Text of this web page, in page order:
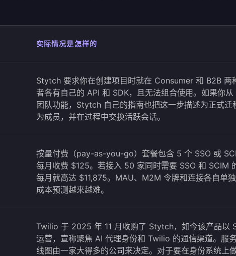
实际情况是怎样的
Stytch 要求你在创建项目时就在 Consumer 和 B2B 两
者各有自己的 API 和 SDK，且无法组合使用。如果你
团队功能，Stytch 自己的指南也把这一步描述为正式迁
为成员，并在过程中交换活跃会话。
按量付费（pay-as-you-go）套餐包含 5 个 SSO 或
每月收费 $125。若接入 50 家同时需要 SSO 和 SCIM
每月就高达 $11,875。MAU、M2M 令牌和连接各自单独
成本预测越来越难。
Twilio 于 2025 年 11 月收购了 Stytch，如今该产品
运营，宣称聚焦 AI 代理身份和 Twilio 的通信渠道。服
线图由一家大得多的公司来决定。对于要在身份系统上